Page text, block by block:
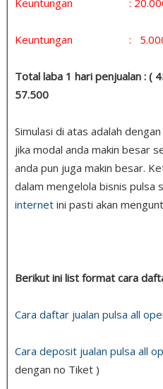
Keuntungan : 5.000 =
Total laba 1 hari penjualan : (
57.500
Simulasi di atas adalah
jika modal anda makin besar
anda pun juga makin besar.
dalam mengelola bisnis
internet ini pasti akan
Berikut ini list format cara
Cara daftar jualan pulsa all
Cara deposit jualan pulsa all
dengan no Tiket )